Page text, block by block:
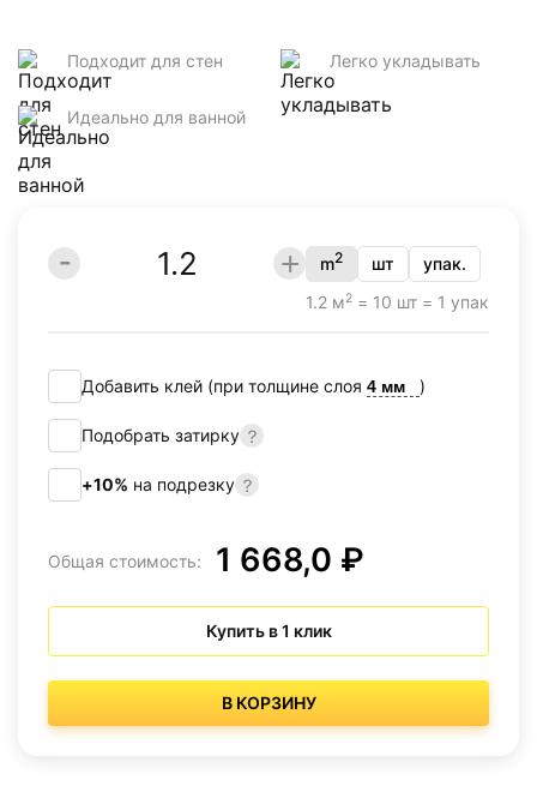
Подходит для стен Легко укладывать
Идеально для ванной
m2 шт
упак.
1.2 м2 = 10 шт = 1 упак
Добавить клей (при толщине слоя )
Подобрать затирку
+10% на подрезку
Общая стоимость: 1 668,0 ₽
Купить в 1 клик
В КОРЗИНУ